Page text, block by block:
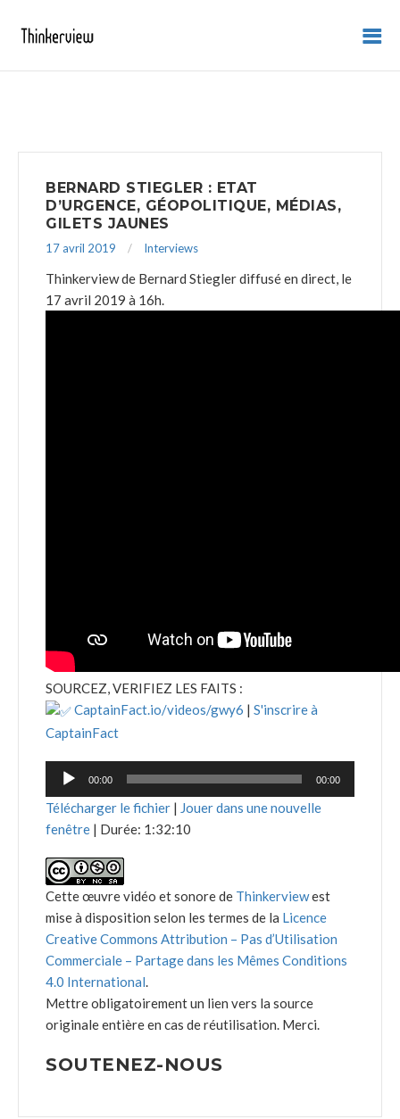
BERNARD STIEGLER : ETAT
D’URGENCE, GÉOPOLITIQUE, MÉDIAS,
GILETS JAUNES
17 avril 2019 Interviews
Thinkerview de Bernard Stiegler diffusé en direct, le
17 avril 2019 à 16h.
SOURCEZ, VERIFIEZ LES FAITS :
CaptainFact.io/videos/gwy6 | S'inscrire à
CaptainFact
Lecteur
00:00 00:00
Télécharger le fichier | Jouer dans une nouvelle
fenêtre | Durée: 1:32:10
Cette œuvre vidéo et sonore de Thinkerviewest
mise à disposition selon les termes de la Licence
Creative Commons Attribution – Pas d’Utilisation
Commerciale – Partage dans les Mêmes Conditions
4.0 International.
Mettre obligatoirement un lien vers la source
originale entière en cas de réutilisation. Merci.
SOUTENEZ-NOUS